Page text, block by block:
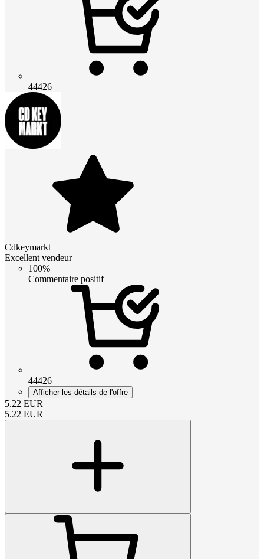
44426
Cdkeymarkt
Excellent vendeur
100%
Commentaire positif
44426
Afficher les détails de l'offre
5.22 EUR
5.22 EUR